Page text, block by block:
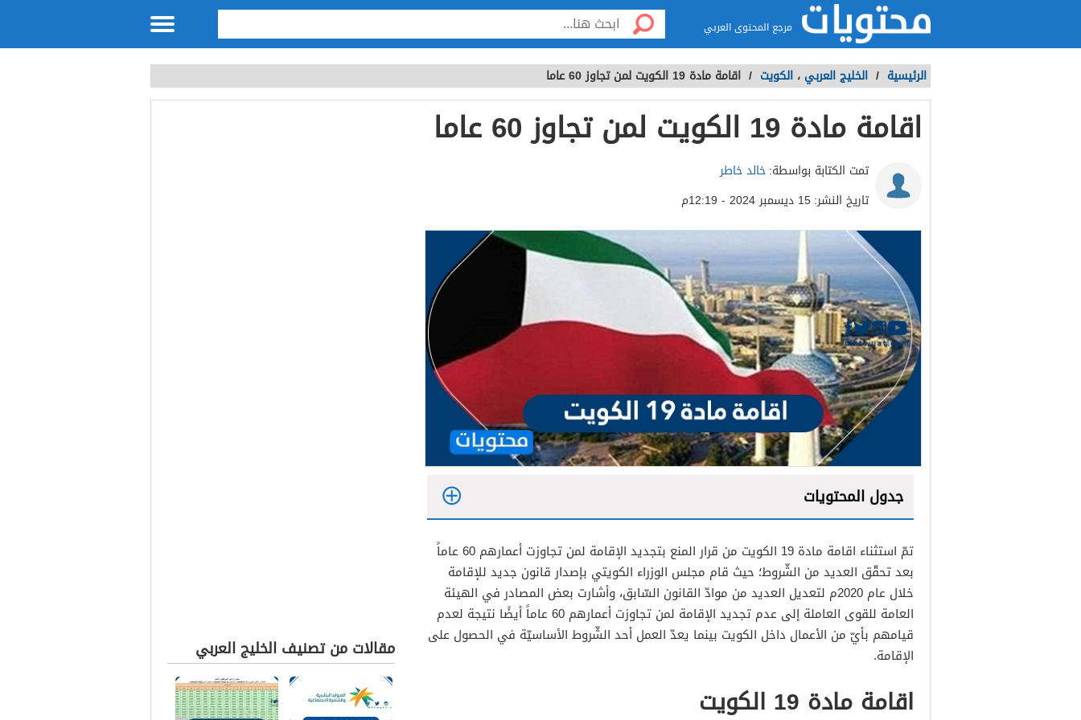
مرجع المحتوى العربي
الرئيسية / الخليج العربي ، الكويت / اقامة مادة 19 الكويت لمن تجاوز 60 عاما
اقامة مادة 19 الكويت لمن تجاوز 60 عاما
تمت الكتابة بواسطة:خالد خاطر
تاريخ النشر:15 ديسمبر 2024 - 12:19م
جدول المحتويات
تمّ استثناء اقامة مادة 19 الكويت من قرار المنع بتجديد الإقامة لمن تجاوزت أعمارهم 60 عاماً
بعد تحقّق العديد من الشّروط؛ حيث قام مجلس الوزراء الكويتي بإصدار قانون جديد للإقامة
خلال عام 2020م لتعديل العديد من موادّ القانون السّابق، وأشارت بعض المصادر في الهيئة
العامة للقوى العاملة إلى عدم تجديد الإقامة لمن تجاوزت أعمارهم 60 عاماً أيضًا نتيجة لعدم
قيامهم بأيّ من الأعمال داخل الكويت بينما يعدّ العمل أحد الشّروط الأساسيّة في الحصول على
الإقامة.
اقامة مادة 19 الكويت
مقالات من تصنيف الخليج العربي